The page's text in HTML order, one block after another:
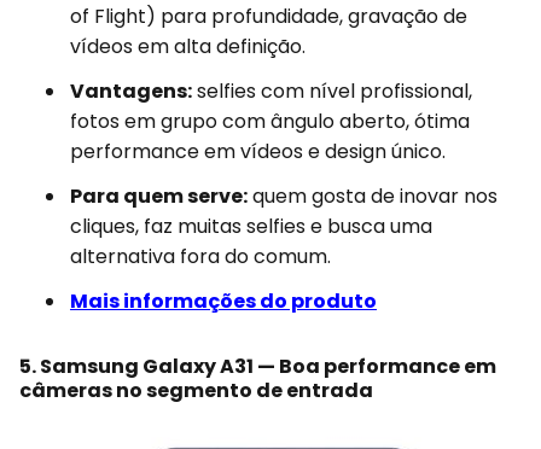
of Flight) para profundidade, gravação de
vídeos em alta definição.
Vantagens:selfies com nível profissional,
fotos em grupo com ângulo aberto, ótima
performance em vídeos e design único.
Para quem serve:quem gosta de inovar nos
cliques, faz muitas selfies e busca uma
alternativa fora do comum.
Mais informações do produto
5. Samsung Galaxy A31 — Boa performance em
câmeras no segmento de entrada